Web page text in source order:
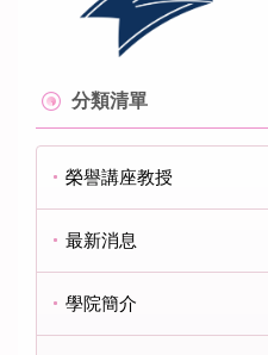
分類清單
榮譽講座教授
最新消息
學院簡介